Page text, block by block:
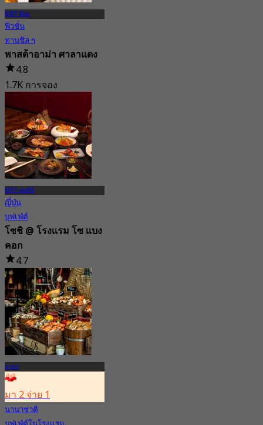
MRT สีลม
ฟิวชั่น
ทานชิล ๆ
พาสต้าอาม่า ศาลาแดง
4.8
1.7K การจอง
MRT ลุมพินี
ญี่ปุ่น
บุฟเฟ่ต์
โซชิ @ โรงเเรม โซ เเบง
คอก
4.7
8.2K การจอง
จาก฿ 1,636
สาทร
มา 2 จ่าย 1
นานาชาติ